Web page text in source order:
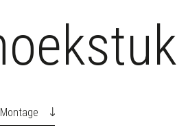
Montage